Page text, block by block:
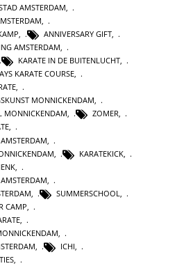
AMSTERDAM
, ANNIVERSARY GIFT,
AMSTERDAM,
KARATE IN DE BUITENLUCHT,
KARATE COURSE,
,
MONNICKENDAM,
MONNICKENDAM, ZOMER,
,
KARATEKICK
SUMMERSCHOOL
CAMP
, ICHI,
,